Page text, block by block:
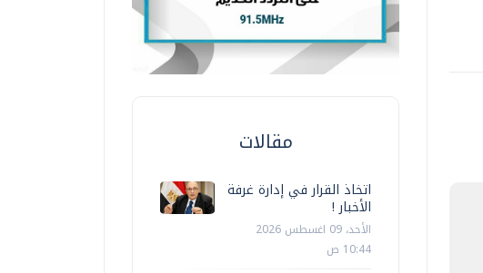
مقالات
اتخاذ القرار في إدارة غرفة
الأخبار !
الأحد، 09 اغسطس 2026
10:44 ص